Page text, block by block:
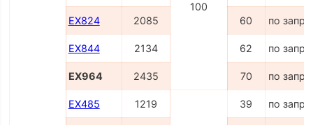
100
EX824 2085 60 по
EX844 2134 62 по
EX964 2435 70 по
EX485 1219 39 по